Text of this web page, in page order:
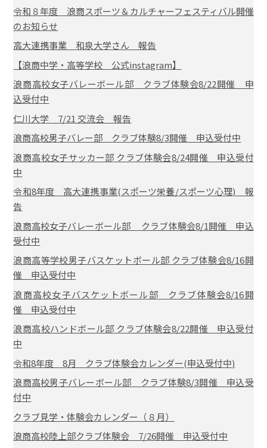
令和８年度 浪商スポーツ＆カルチャーフェスティバル開催
のお知らせ
高大連携事業 和泉大学さん 報告
【浪商中学・高等学校 公式instagram】
浪商高校女子バレーボール部 クラブ体験会8/22開催 申
込受付中
仁川大学 7/21 交流会 報告
浪商高校男子バレー部 クラブ体験8/3開催 申込受付中
浪商高校女子サッカー部 クラブ体験会8/24開催 申込受付
中
令和8年度 高大連携事業(スポーツ栄養/スポーツ心理) 報
告
浪商高校女子バレーボール部 クラブ体験会8/1開催 申込
受付中
浪商高等学校男子バスケットボール部 クラブ体験会8/16開
催 申込受付中
浪商高校女子バスケットボール部 クラブ体験会8/16開
催 申込受付中
浪商高校ハンドボール部 クラブ体験会8/22開催 申込受付
中
令和8年度 8月 クラブ体験会カレンダー(申込受付中)
浪商高校男子バレーボール部 クラブ体験8/3開催 申込受
付中
クラブ見学・体験会カレンダー（８月）
浪商高校陸上部クラブ体験会 7/26開催 申込受付中